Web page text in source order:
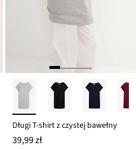
Długi T-shirt z czystej bawełny
39,99 zł